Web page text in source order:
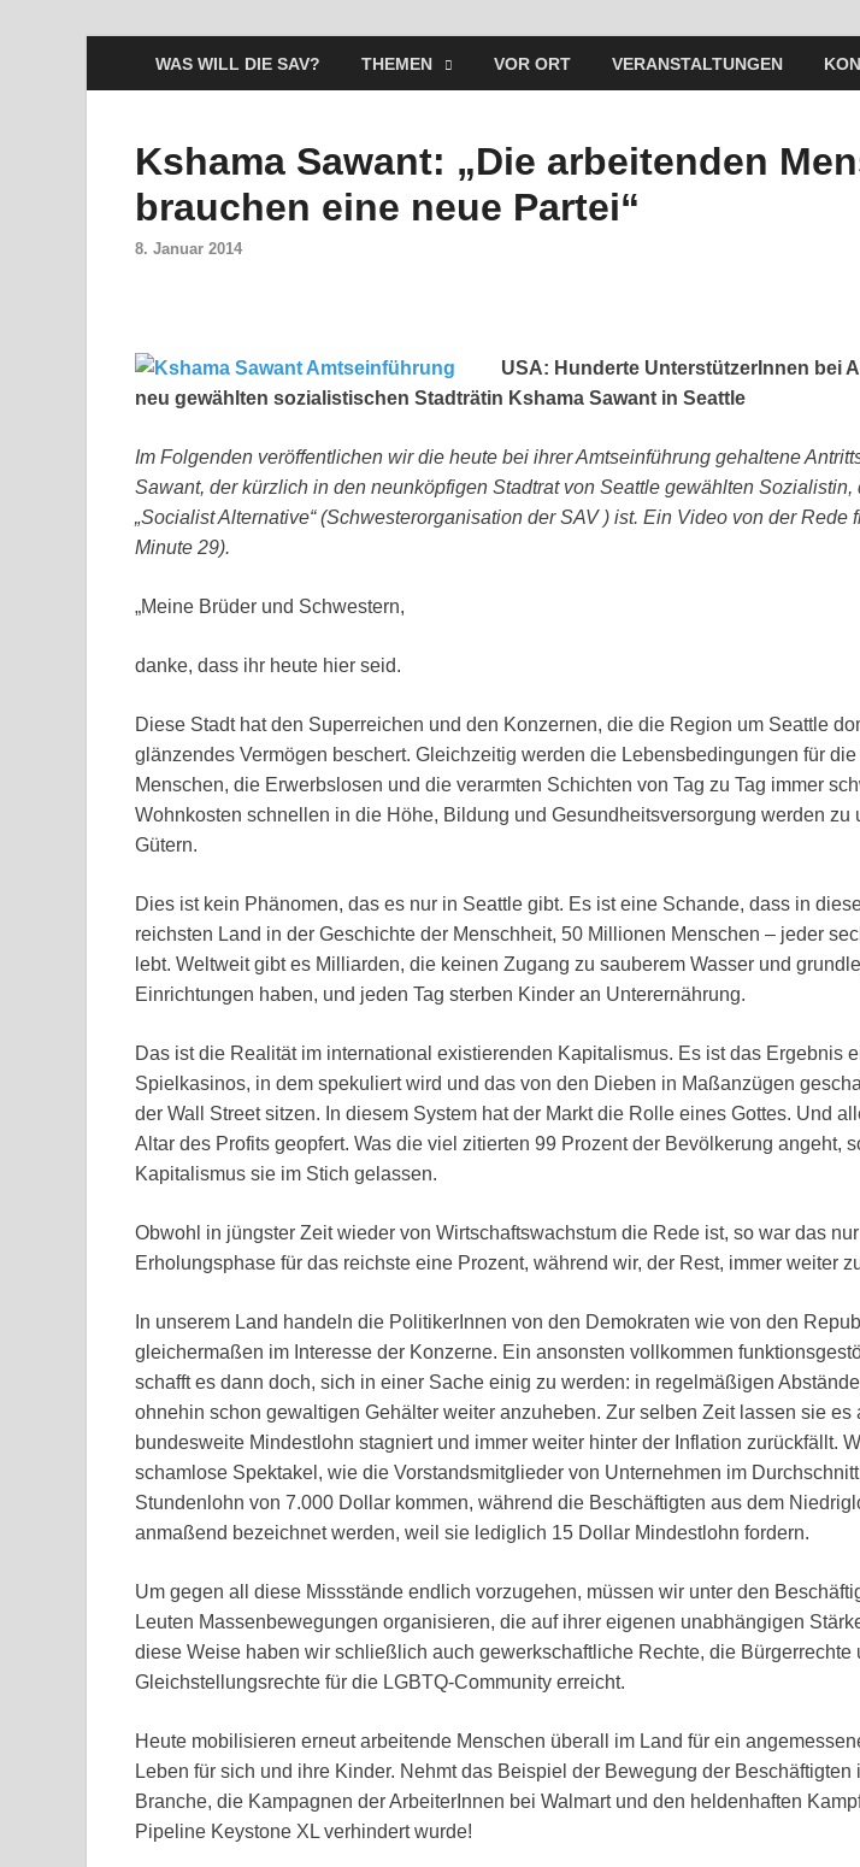
WAS WILL DIE SAV? THEMEN VOR ORT VERANSTALTUNGEN
Kshama Sawant: „Die arbeitenden
brauchen eine neue Partei“
8. Januar 2014
USA: Hunderte UnterstützerInnen bei
neu gewählten sozialistischen Stadträtin Kshama Sawant in Seattle
Im Folgenden veröffentlichen wir die heute bei ihrer Amtseinführung gehaltene
Sawant, der kürzlich in den neunköpfigen Stadtrat von Seattle gewählten Sozialistin,
„Socialist Alternative“ (Schwesterorganisation der SAV ) ist. Ein Video von der Rede
Minute 29).
„Meine Brüder und Schwestern,
danke, dass ihr heute hier seid.
Diese Stadt hat den Superreichen und den Konzernen, die die Region um Seattle
glänzendes Vermögen beschert. Gleichzeitig werden die Lebensbedingungen für
Menschen, die Erwerbslosen und die verarmten Schichten von Tag zu Tag immer
Wohnkosten schnellen in die Höhe, Bildung und Gesundheitsversorgung werden zu
Gütern.
Dies ist kein Phänomen, das es nur in Seattle gibt. Es ist eine Schande, dass in
reichsten Land in der Geschichte der Menschheit, 50 Millionen Menschen – jeder
lebt. Weltweit gibt es Milliarden, die keinen Zugang zu sauberem Wasser und
Einrichtungen haben, und jeden Tag sterben Kinder an Unterernährung.
Das ist die Realität im international existierenden Kapitalismus. Es ist das Ergebnis
Spielkasinos, in dem spekuliert wird und das von den Dieben in Maßanzügen
der Wall Street sitzen. In diesem System hat der Markt die Rolle eines Gottes. Und
Altar des Profits geopfert. Was die viel zitierten 99 Prozent der Bevölkerung angeht,
Kapitalismus sie im Stich gelassen.
Obwohl in jüngster Zeit wieder von Wirtschaftswachstum die Rede ist, so war das
Erholungsphase für das reichste eine Prozent, während wir, der Rest, immer weiter
In unserem Land handeln die PolitikerInnen von den Demokraten wie von den
gleichermaßen im Interesse der Konzerne. Ein ansonsten vollkommen
schafft es dann doch, sich in einer Sache einig zu werden: in regelmäßigen
ohnehin schon gewaltigen Gehälter weiter anzuheben. Zur selben Zeit lassen sie es
bundesweite Mindestlohn stagniert und immer weiter hinter der Inflation zurückfällt.
schamlose Spektakel, wie die Vorstandsmitglieder von Unternehmen im
Stundenlohn von 7.000 Dollar kommen, während die Beschäftigten aus dem
anmaßend bezeichnet werden, weil sie lediglich 15 Dollar Mindestlohn fordern.
Um gegen all diese Missstände endlich vorzugehen, müssen wir unter den
Leuten Massenbewegungen organisieren, die auf ihrer eigenen unabhängigen
diese Weise haben wir schließlich auch gewerkschaftliche Rechte, die Bürgerrechte
Gleichstellungsrechte für die LGBTQ-Community erreicht.
Heute mobilisieren erneut arbeitende Menschen überall im Land für ein
Leben für sich und ihre Kinder. Nehmt das Beispiel der Bewegung der Beschäftigten
Branche, die Kampagnen der ArbeiterInnen bei Walmart und den heldenhaften
Pipeline Keystone XL verhindert wurde!